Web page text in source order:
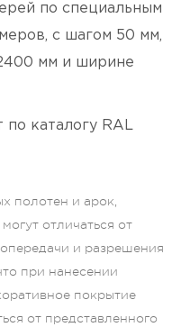
по специальным
с шагом 50 мм,
мм и ширине
каталогу RAL
полотен и арок,
отличаться от
и разрешения
при нанесении
покрытие
от представленного